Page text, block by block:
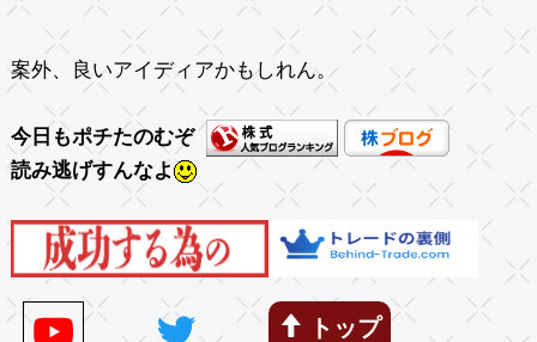
案外、良いアイディアかもしれん。
今日もポチたのむぞ
読み逃げすんなよ
トップ